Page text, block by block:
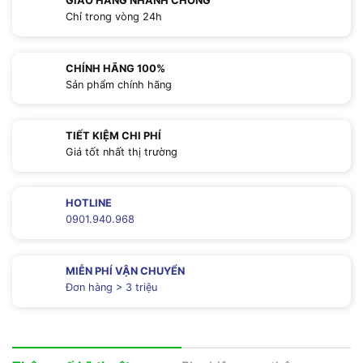
Chỉ trong vòng 24h
CHÍNH HÃNG 100%
Sản phẩm chính hãng
TIẾT KIỆM CHI PHÍ
Giá tốt nhất thị trường
HOTLINE
0901.940.968
MIỄN PHÍ VẬN CHUYỂN
Đơn hàng > 3 triệu